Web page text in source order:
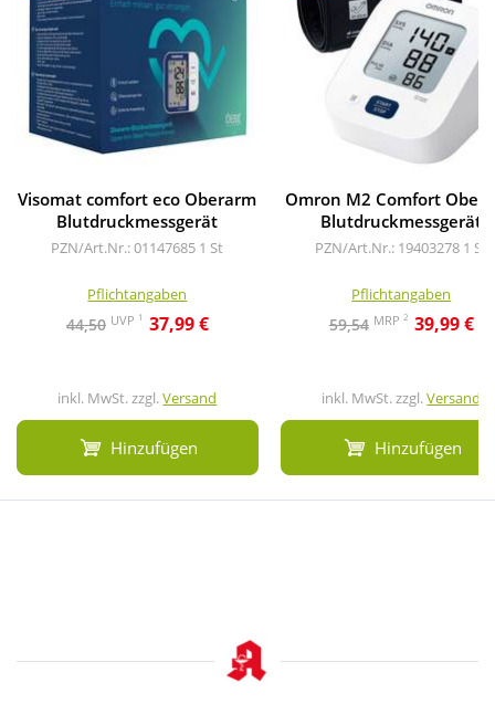
Visomat comfort eco Oberarm
Blutdruckmessgerät
PZN/Art.Nr.: 01147685 1 St
Pflichtangaben
44,50 UVP 1 37,99 €
inkl. MwSt. zzgl.Versand
Hinzufügen
Omron M2 Comfort
Blutdruckmessgerät
PZN/Art.Nr.: 19403278 1 St
Pflichtangaben
59,54 MRP 2 39,99 €
inkl. MwSt. zzgl.Versand
Hinzufügen